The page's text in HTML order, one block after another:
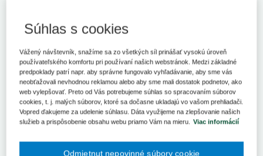
a kontroly nemocničných nákaz
záujmu verejného zdravotníctva a verejnosti, v Slovenskej
republike doteraz nebol prijatý Program prevencie a kontroly
nozokomiálnych nákaz, tak ako sa to očakáva od členského štátu
Európ...
Kľúčové slová
Nemocničná nákaza
Súhlas s cookies
Vážený návštevník, snažíme sa zo všetkých síl prinášať vysokú úroveň
používateľského komfortu pri používaní našich webstránok. Medzi základné
predpoklady patrí napr. aby správne fungovalo vyhľadávanie, aby sme vás
neobťažovali nevhodnou reklamou alebo aby sme mali dostatok podnetov, ako
web vylepšovať. Preto od Vás potrebujeme súhlas so spracovaním súborov
cookies, t. j. malých súborov, ktoré sa dočasne ukladajú vo vašom prehliadači.
Vopred ďakujeme za udelenie súhlasu. Dáta využijeme na zlepšovanie našich
služieb a prispôsobenie obsahu webu priamo Vám na mieru.
Viac informácií
Odmietnut nepovinné súbory cookie